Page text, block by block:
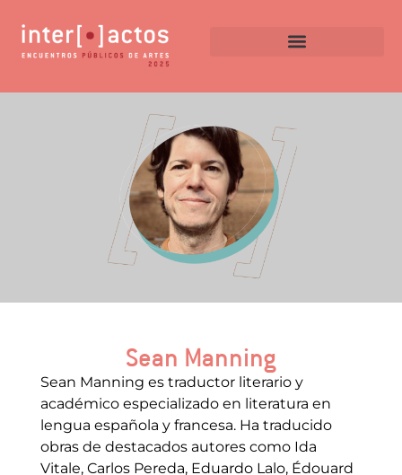
Sean Manning
Sean Manning es traductor literario y
académico especializado en literatura en
lengua española y francesa. Ha traducido
obras de destacados autores como Ida
Vitale, Carlos Pereda, Eduardo Lalo, Édouard